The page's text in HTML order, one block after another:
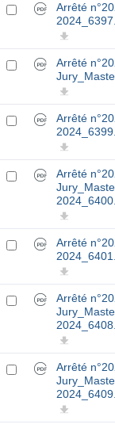
Arrêté
Arrêté
Arrêté
Arrêté
Arrêté
Arrêté
Arrêté